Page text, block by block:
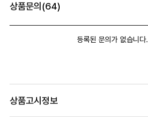
상품문의(64)
등록된 문의가 없습니다.
상품고시정보